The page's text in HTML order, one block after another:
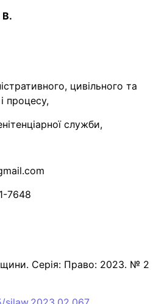
В.
цивільного та
процесу,
служби,
7648
Серія: Право: 2023. № 2